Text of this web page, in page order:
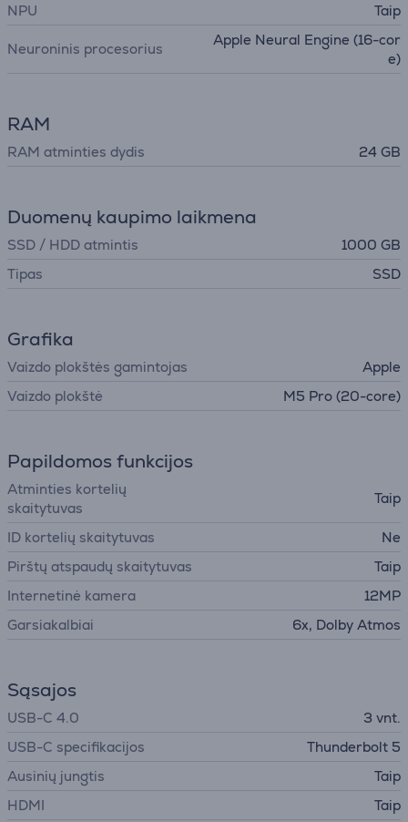
NPU Taip
Neuroninis procesorius
Apple Neural Engine (16-cor
e)
RAM
RAM atminties dydis 24 GB
Duomenų kaupimo laikmena
SSD / HDD atmintis
1000 GB
Tipas
SSD
Grafika
Vaizdo plokštės gamintojas
Apple
Vaizdo plokštė
M5 Pro (20-core)
Papildomos funkcijos
Atminties kortelių
skaitytuvas
Taip
ID kortelių skaitytuvas
Ne
Pirštų atspaudų skaitytuvas
Taip
Internetinė kamera
12MP
Garsiakalbiai
6x, Dolby Atmos
Sąsajos
USB-C 4.0
3 vnt.
USB-C specifikacijos
Thunderbolt 5
Ausinių jungtis
Taip
HDMI
Taip